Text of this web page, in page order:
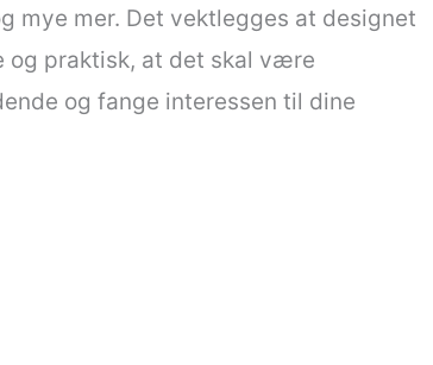
mye mer. Det vektlegges at designet
praktisk, at det skal være
og fange interessen til dine